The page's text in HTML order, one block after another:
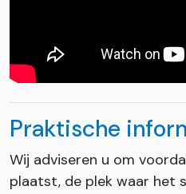
Praktische
Wij adviseren u om
plaatst, de plek waar het